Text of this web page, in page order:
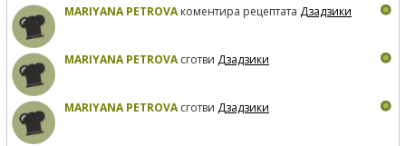
MARIYANA PETROVAкоментира рецептата Дзадзики
MARIYANA PETROVAсготви Дзадзики
MARIYANA PETROVAсготви Дзадзики